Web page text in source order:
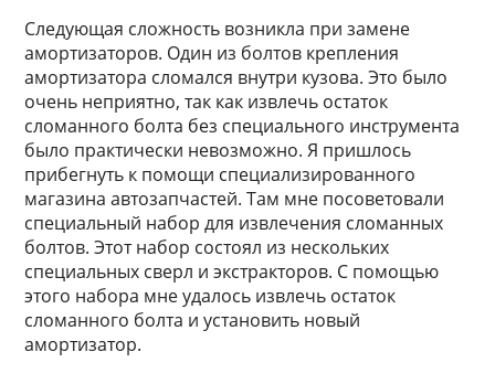
Следующая сложность возникла при замене
амортизаторов. Один из болтов крепления
амортизатора сломался внутри кузова. Это было
очень неприятно, так как извлечь остаток
сломанного болта без специального инструмента
было практически невозможно. Я пришлось
прибегнуть к помощи специализированного
магазина автозапчастей. Там мне посоветовали
специальный набор для извлечения сломанных
болтов. Этот набор состоял из нескольких
специальных сверл и экстракторов. С помощью
этого набора мне удалось извлечь остаток
сломанного болта и установить новый
амортизатор.